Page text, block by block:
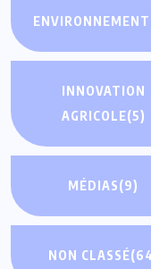
ENVIRONNEMENT
INNOVATION
AGRICOLE(5)
MÉDIAS(9)
NON CLASSÉ